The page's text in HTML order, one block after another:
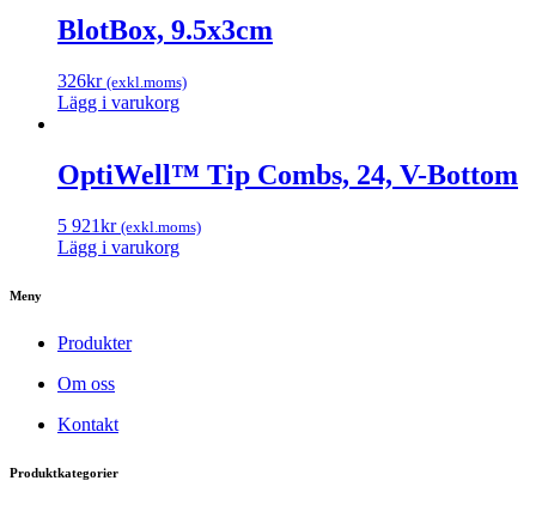
BlotBox, 9.5x3cm
326kr (exkl.moms)
Lägg i varukorg
OptiWell™ Tip Combs, 24, V-Bottom
5 921kr (exkl.moms)
Lägg i varukorg
Meny
Produkter
Om oss
Kontakt
Produktkategorier